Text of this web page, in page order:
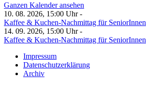
Ganzen Kalender ansehen
10. 08. 2026, 15:00 Uhr -
Kaffee & Kuchen-Nachmittag für SeniorInnen
14. 09. 2026, 15:00 Uhr -
Kaffee & Kuchen-Nachmittag für SeniorInnen
Impressum
Datenschutzerklärung
Archiv